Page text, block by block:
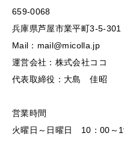
659-0068
兵庫県芦屋市業平町3-5-301
Mail：mail@micolla.jp
運営会社：株式会社ココ
代表取締役：大島 佳昭
営業時間
火曜日～日曜日 10：00～